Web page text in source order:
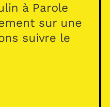
à Parole
sur une
suivre le